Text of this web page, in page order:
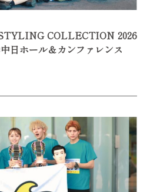
COLLECTION 2026
ホール＆カンファレンス